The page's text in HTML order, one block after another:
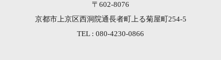
〒602-8076
京都市上京区西洞院通長者町上る菊屋町254-5
TEL : 080-4230-0866